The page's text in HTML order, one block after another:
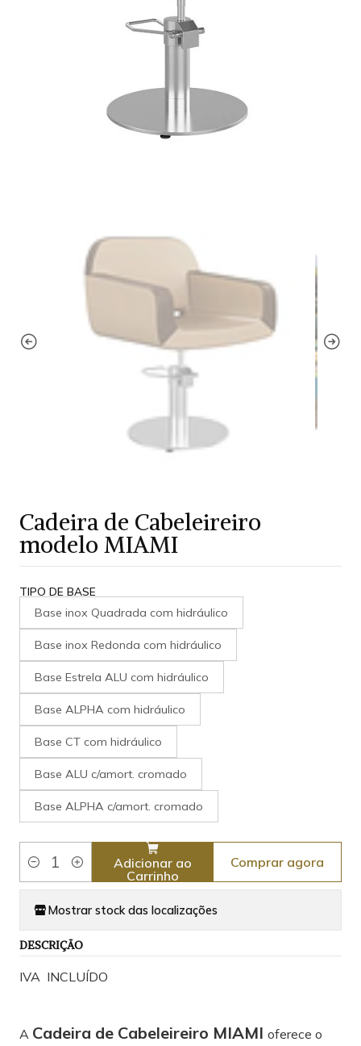
Cadeira de Cabeleireiro
modelo MIAMI
TIPO DE BASE
Base inox Quadrada com hidráulico
Base inox Redonda com hidráulico
Base Estrela ALU com hidráulico
Base ALPHA com hidráulico
Base CT com hidráulico
Base ALU c/amort. cromado
Base ALPHA c/amort. cromado
Quantidade
Adicionar ao
Carrinho
Comprar agora
Mostrar stock das localizações
DESCRIÇÃO
IVA INCLUÍDO
A Cadeira de Cabeleireiro MIAMI oferece o